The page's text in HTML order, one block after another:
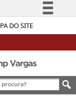
DO SITE
à informação
Vargas